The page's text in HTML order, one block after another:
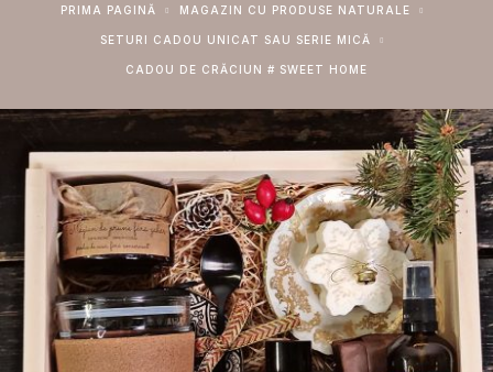
PRIMA PAGINĂ MAGAZIN CU PRODUSE NATURALE
SETURI CADOU UNICAT SAU SERIE MICĂ
CADOU DE CRĂCIUN # SWEET HOME